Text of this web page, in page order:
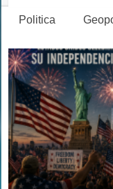
Politica